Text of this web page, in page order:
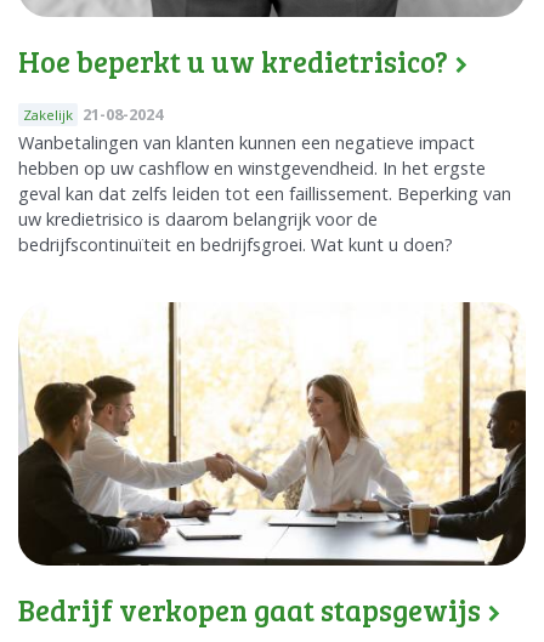
Hoe beperkt u uw kredietrisico?
Zakelijk 21-08-2024
Wanbetalingen van klanten kunnen een negatieve impact
hebben op uw cashflow en winstgevendheid. In het ergste
geval kan dat zelfs leiden tot een faillissement. Beperking van
uw kredietrisico is daarom belangrijk voor de
bedrijfscontinuïteit en bedrijfsgroei. Wat kunt u doen?
Bedrijf verkopen gaat stapsgewijs